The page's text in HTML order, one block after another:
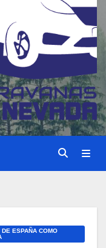
ESPAÑA COMO